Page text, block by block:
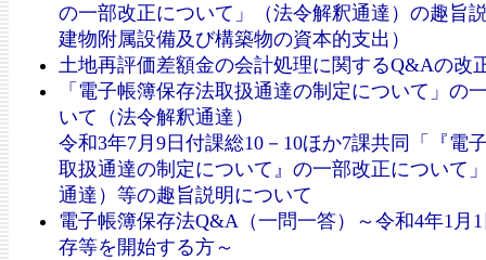
の一部改正について」（法令解釈通達）の趣旨
建物附属設備及び構築物の資本的支出）
土地再評価差額金の会計処理に関するQ&Aの改
「電子帳簿保存法取扱通達の制定について」の
いて（法令解釈通達）
令和3年7月9日付課総10－10ほか7課共同「『電
取扱通達の制定について』の一部改正について
通達）等の趣旨説明について
電子帳簿保存法Q&A（一問一答）～令和4年1月
存等を開始する方～